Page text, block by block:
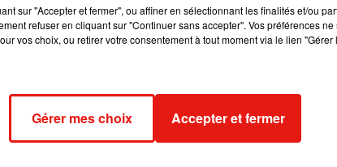
en détention provisoire pour un chauffeur de bus de
renversé un homme samedi soir à Pantin.
et les Champs-Elysées.
Paris. Départ le 1
sur "Accepter et fermer", ou affiner en sélectionnant les finalités et/ou
refuser en cliquant sur "Continuer sans accepter". Vos préférences
vos choix, ou retirer votre consentement à tout moment via le lien
Gérer mes choix Accepter et fermer